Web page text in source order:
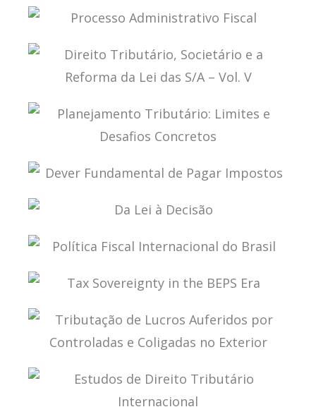
TRIBUTAÇÃO DA ECONOMIA DIGITAL
PROCESSO ADMINISTRATIVO FISCAL
DIREITO TRIBUTÁRIO, SOCIETÁRIO E A REFORMA
DA LEI DAS S/A – VOL. V
PLANEJAMENTO TRIBUTÁRIO: LIMITES E
DESAFIOS CONCRETOS
DEVER FUNDAMENTAL DE PAGAR IMPOSTOS
DA LEI À DECISÃO
POLÍTICA FISCAL INTERNACIONAL DO BRASIL
TAX SOVEREIGNTY IN THE BEPS ERA
TRIBUTAÇÃO DE LUCROS AUFERIDOS POR
CONTROLADAS E COLIGADAS NO EXTERIOR